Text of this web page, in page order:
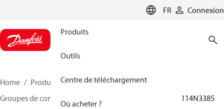
FR Connexion
Produits
Outils
Centre de téléchargement
Où acheter ?
Home Produits
Climate Solutions - cooling
Groupes de condensation
114N3385